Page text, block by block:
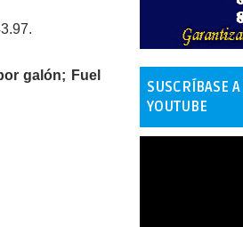
galón; Fuel
SUSCRÍBASE
YOUTUBE